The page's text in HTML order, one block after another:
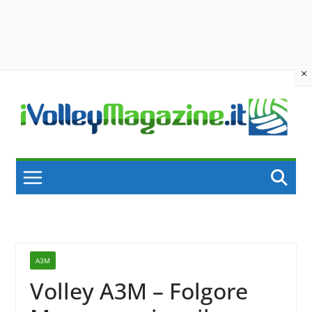
×
content
A3M
Volley A3M – Folgore